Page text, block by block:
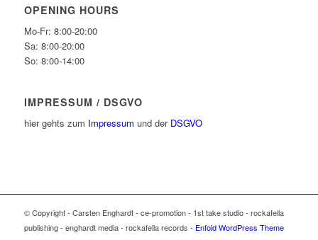
OPENING HOURS
Mo-Fr: 8:00-20:00
Sa: 8:00-20:00
So: 8:00-14:00
IMPRESSUM / DSGVO
hier gehts zum Impressum und der DSGVO
© Copyright - Carsten Enghardt - ce-promotion - 1st take studio - rockafella
publishing - enghardt media - rockafella records - Enfold WordPress Theme